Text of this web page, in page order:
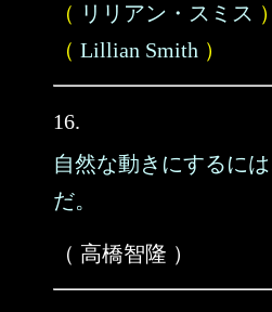
（ リリアン・スミス ）
（ Lillian Smith ）
16.
自然な動きにするに
だ。
（ 高橋智隆 ）